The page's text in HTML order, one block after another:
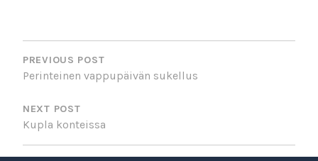
POST
NAVIGATION
PREVIOUS POST
Perinteinen vappupäivän sukellus
NEXT POST
Kupla konteissa